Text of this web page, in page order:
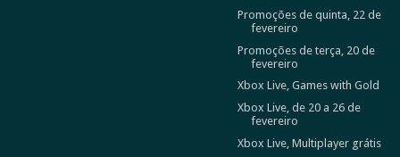
Promoções de quinta, 22 de
fevereiro
Promoções de terça, 20 de
fevereiro
Xbox Live, Games with Gold
Xbox Live, de 20 a 26 de
fevereiro
Xbox Live, Multiplayer grátis